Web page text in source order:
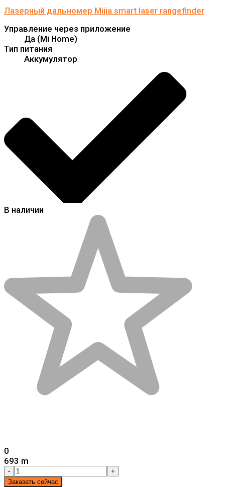
Лазерный дальномер Mijia smart laser rangefinder
Управление через приложение
Да (Mi Home)
Тип питания
Аккумулятор
В наличии
0
693 m
-
+
Заказать сейчас